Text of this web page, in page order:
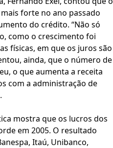
forte no ano passado
do crédito. “Não só
como o crescimento foi
físicas, em que os juros são
ainda, que o número de
o que aumenta a receita
com a administração de
mostra que os lucros dos
em 2005. O resultado
Itaú, Unibanco,